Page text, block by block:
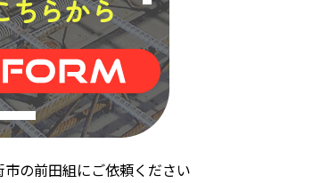
の前田組にご依頼ください